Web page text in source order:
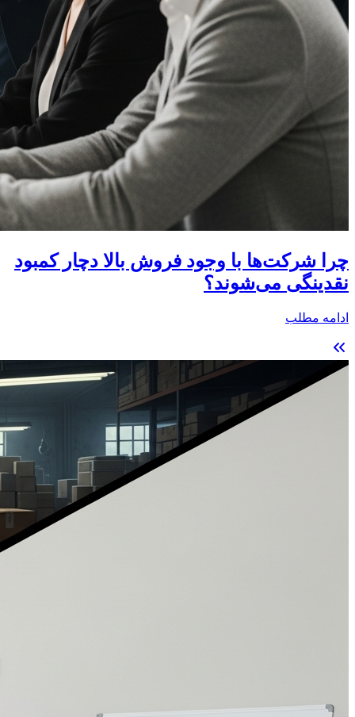
چرا شرکت‌ها با وجود فروش بالا دچار کمبود
نقدینگی می‌شوند؟
ادامه مطلب